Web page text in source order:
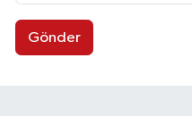
Gönder